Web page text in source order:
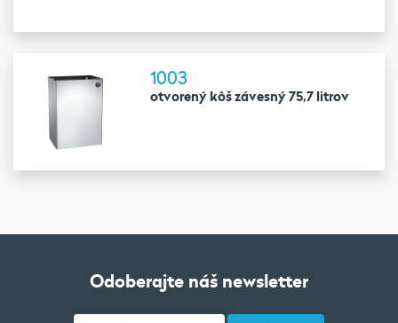
1003
otvorený kôš závesný 75,7 litrov
Odoberajte náš newsletter